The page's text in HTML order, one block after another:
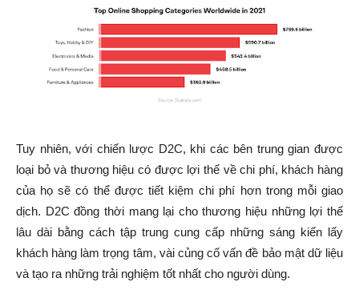
Tuy nhiên, với chiến lược D2C, khi các bên trung gian được
loại bỏ và thương hiệu có được lợi thế về chi phí, khách hàng
của họ sẽ có thể được tiết kiệm chi phí hơn trong mỗi giao
dịch. D2C đồng thời mang lại cho thương hiệu những lợi thế
lâu dài bằng cách tập trung cung cấp những sáng kiến lấy
khách hàng làm trọng tâm, vài củng cố vấn đề bảo mật dữ liệu
và tạo ra những trải nghiệm tốt nhất cho người dùng.